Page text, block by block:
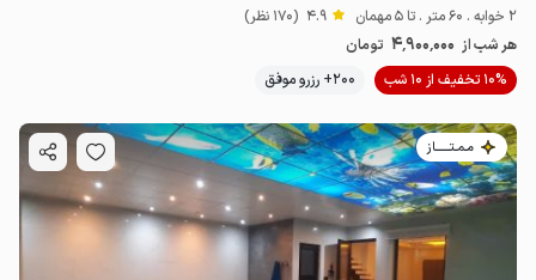
2 خوابه . 60 متر . تا 5 مهمان 4.9 (170 نظر)
هر شب از 4٬900٬000 تومان
10% تخفیف از 10 شب
200+ رزرو موفق
مـمـتــــــاز